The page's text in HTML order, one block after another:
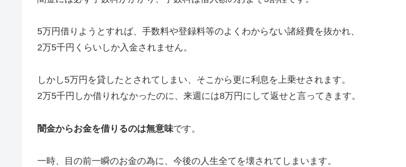
5万円借りようとすれば、手数料や登録料等のよくわからない諸経費を抜かれ、
2万5千円くらいしか入金されません。
しかし5万円を貸したとされてしまい、そこから更に利息を上乗せされます。
2万5千円しか借りれなかったのに、来週には8万円にして返せと言ってきます。
闇金からお金を借りるのは無意味です。
一時、目の前一瞬のお金の為に、今後の人生全てを壊されてしまいます。